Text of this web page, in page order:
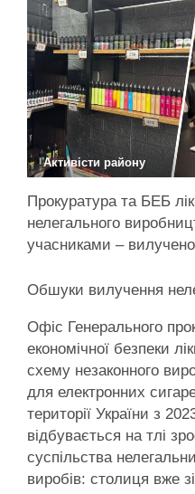
Активісти району
Прокуратура та БЕБ
нелегального
учасниками –
Обшуки вилучення
Офіс Генерального
економічної безпеки
схему незаконного
для електронних
території України з
відбувається на тлі
суспільства
виробів: столиця вже